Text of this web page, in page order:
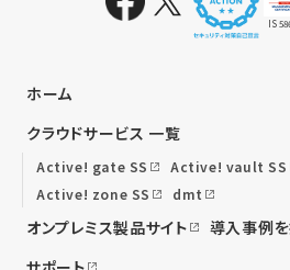
IS
ホーム
クラウドサービス 一覧
Active! gate SS Active! vault SS
Active! zone SS
dmt
オンプレミス製品サイト 導入事例